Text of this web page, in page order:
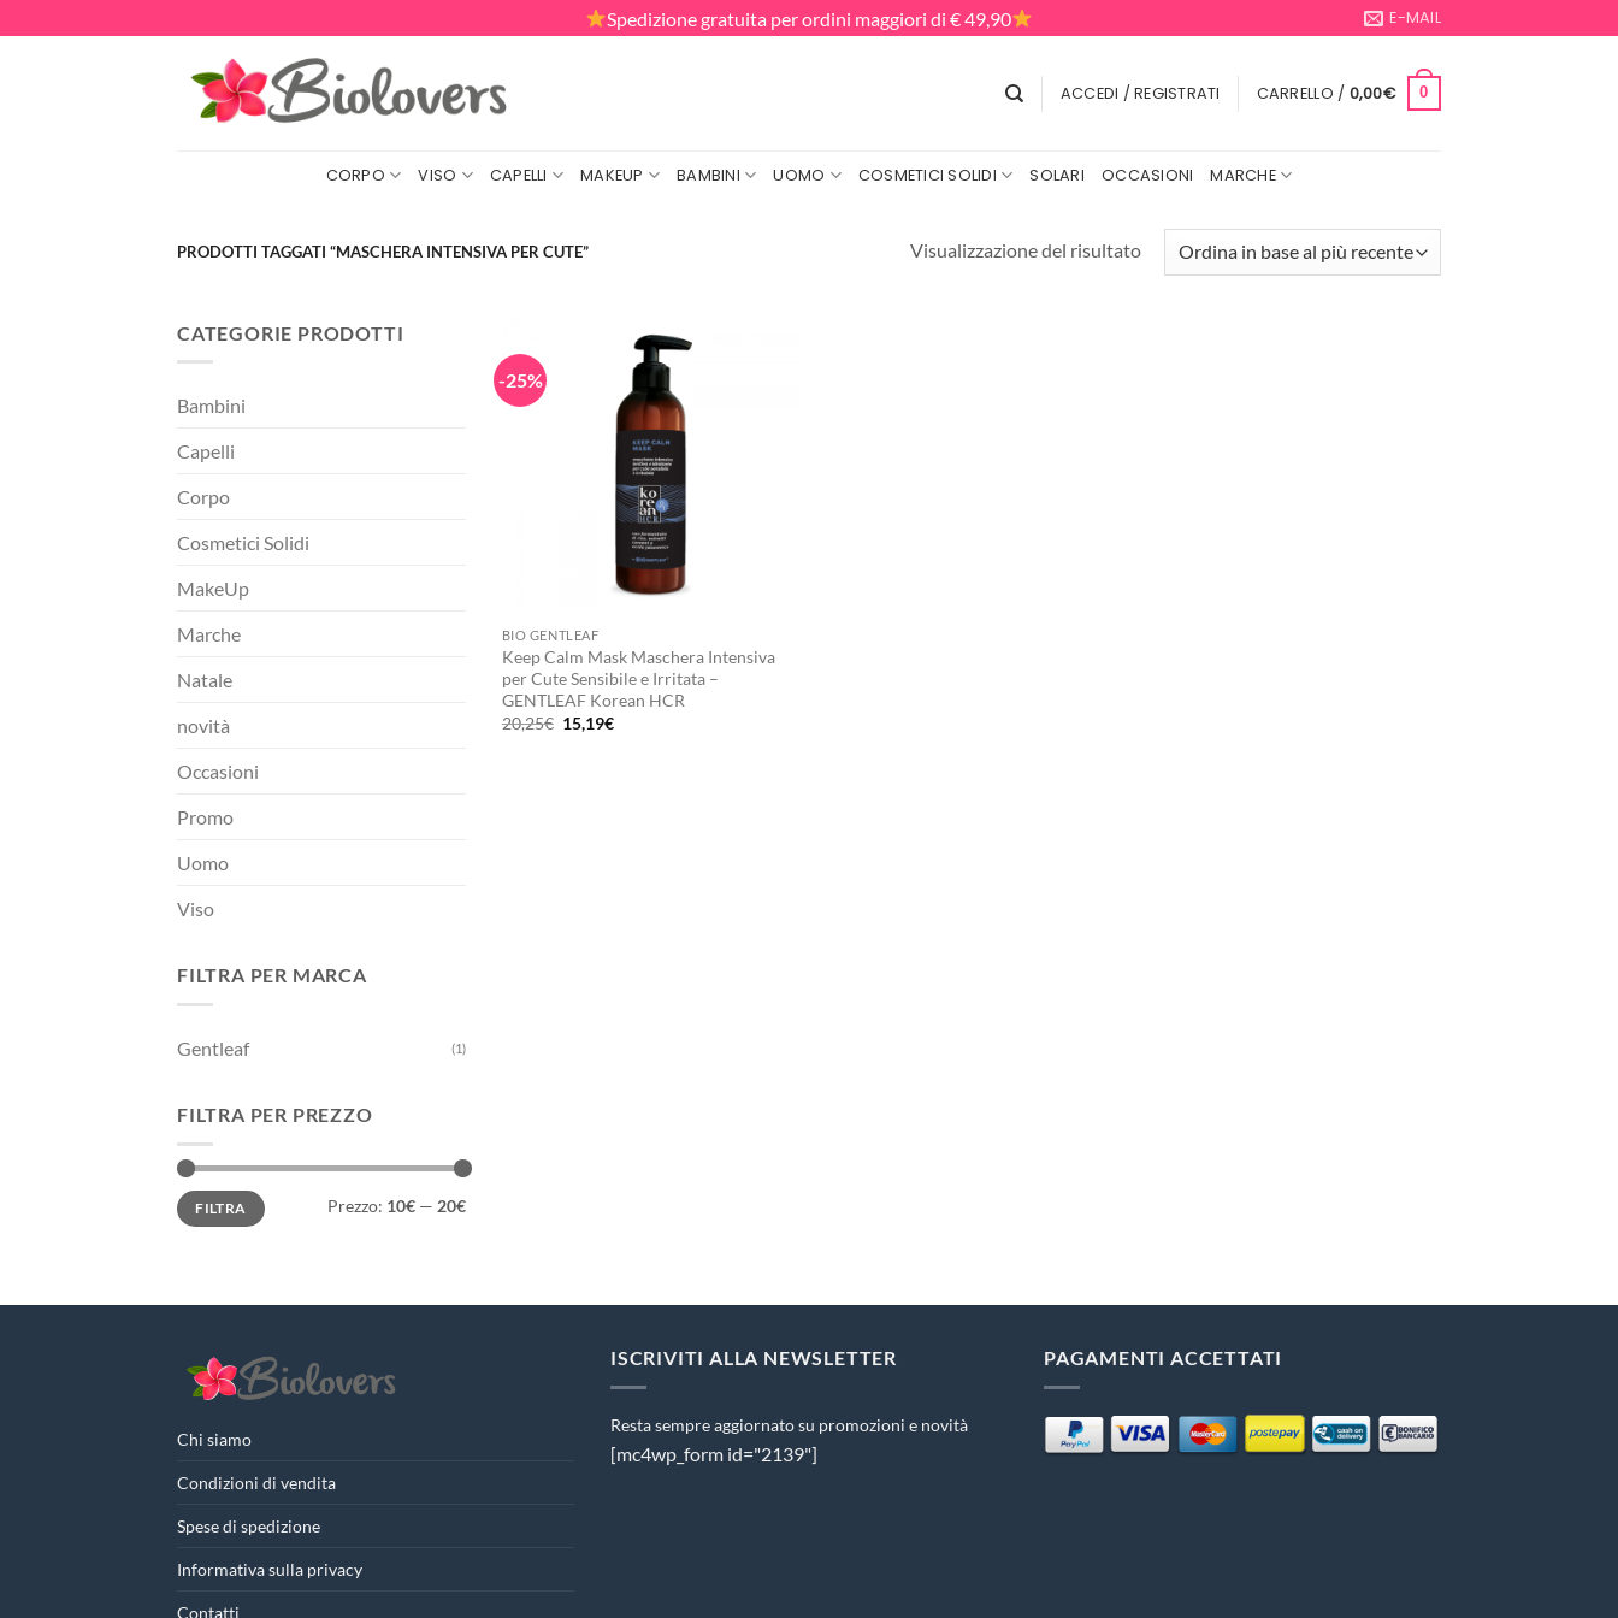
ai
Spedizione gratuita per ordini maggiori di € 49,90 E-MAIL
ACCEDI / REGISTRATI CARRELLO / 0,00€ 0
CORPO VISO CAPELLI MAKEUP BAMBINI UOMO COSMETICI SOLIDI SOLARI OCCASIONI MARCHE
PRODOTTI TAGGATI “MASCHERA INTENSIVA PER CUTE” Visualizzazione del risultato
CATEGORIE PRODOTTI
Bambini
Capelli
Corpo
Cosmetici Solidi
MakeUp
Marche
Natale
novità
Occasioni
Promo
Uomo
Viso
FILTRA PER MARCA
Gentleaf (1)
FILTRA PER PREZZO
Prezzo
Min
Prezzo
MaxFILTRA Prezzo: 10€ — 20€
-25%
BIO GENTLEAF
Keep Calm Mask Maschera Intensiva
per Cute Sensibile e Irritata –
GENTLEAF Korean HCR
20,25€ Il
prezzo
15,19€Il
Chi siamo
Condizioni di vendita
Spese di spedizione
Informativa sulla privacy
Contatti
ISCRIVITI ALLA NEWSLETTER
Resta sempre aggiornato su promozioni e novità
[mc4wp_form id="2139"]
PAGAMENTI ACCETTATI